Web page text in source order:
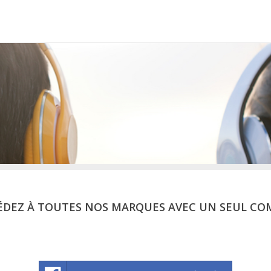
À TOUTES NOS MARQUES AVEC UN SEUL